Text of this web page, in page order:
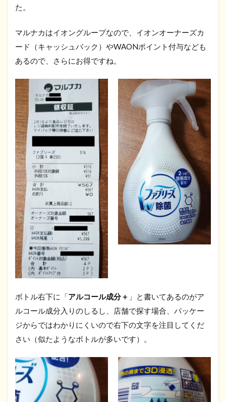
た。
マルナカはイオングループなので、イオンオーナーズカ
ード（キャッシュバック）やWAONポイント付与なども
あるので、さらにお得ですね。
ボトル右下に「アルコール成分＋ 」と書いてあるのがア
ルコール成分入りのしるし、店舗で探す場合、パッケー
ジからではわかりにくいので右下の文字を注目してくだ
さい（似たようなボトルが多いです）。